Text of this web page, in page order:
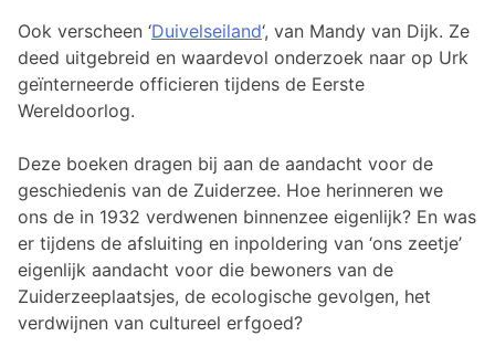
Ook verscheen ‘Duivelseiland‘, van Mandy van Dijk. Ze
deed uitgebreid en waardevol onderzoek naar op Urk
geïnterneerde officieren tijdens de Eerste
Wereldoorlog.
Deze boeken dragen bij aan de aandacht voor de
geschiedenis van de Zuiderzee. Hoe herinneren we
ons de in 1932 verdwenen binnenzee eigenlijk? En was
er tijdens de afsluiting en inpoldering van ‘ons zeetje’
eigenlijk aandacht voor die bewoners van de
Zuiderzeeplaatsjes, de ecologische gevolgen, het
verdwijnen van cultureel erfgoed?